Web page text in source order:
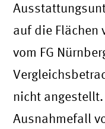
auf die Flächen
vom FG
nicht
Ausnahmefall